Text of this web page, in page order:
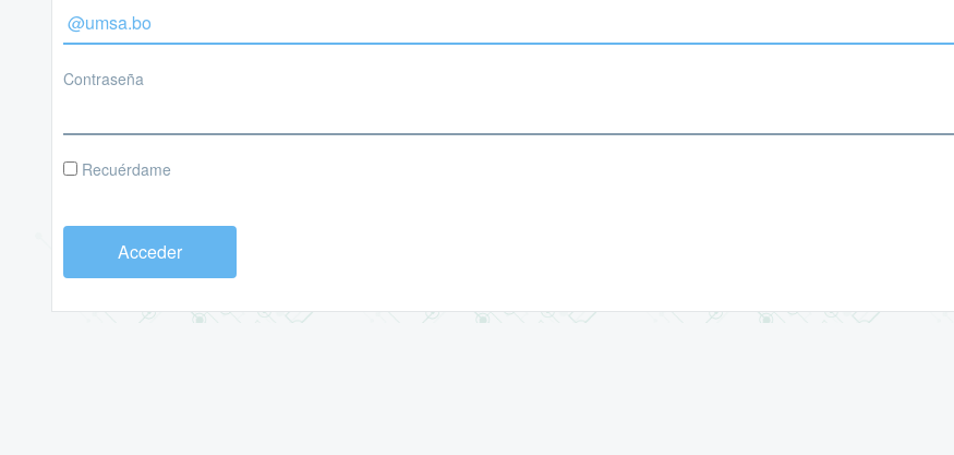
Contraseña
Recuérdame
Acceder